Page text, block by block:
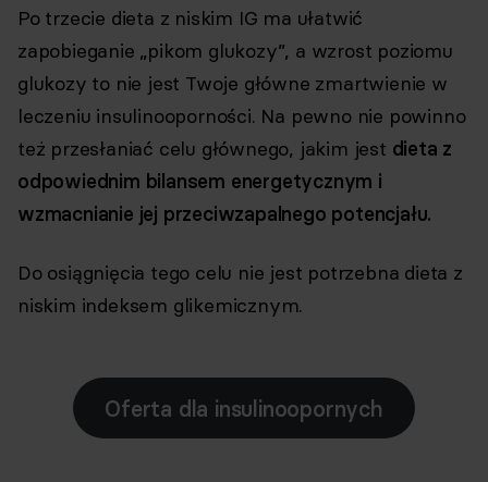
Po trzecie dieta z niskim IG ma ułatwić
zapobieganie „pikom glukozy”, a wzrost poziomu
glukozy to nie jest Twoje główne zmartwienie w
leczeniu insulinooporności. Na pewno nie powinno
też przesłaniać celu głównego, jakim jest dieta z
odpowiednim bilansem energetycznym i
wzmacnianie jej przeciwzapalnego potencjału.
Do osiągnięcia tego celu nie jest potrzebna dieta z
niskim indeksem glikemicznym.
Oferta dla insulinoopornych